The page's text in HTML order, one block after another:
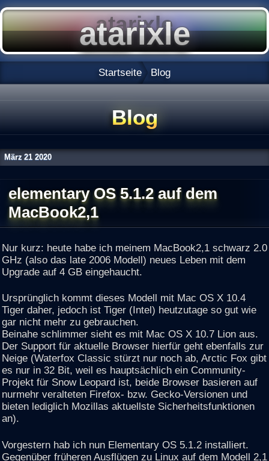
Startseite Blog
Blog
März 21 2020
elementary OS 5.1.2 auf dem
MacBook2,1
Nur kurz: heute habe ich meinem MacBook2,1 schwarz 2.0
GHz (also das late 2006 Modell) neues Leben mit dem
Upgrade auf 4 GB eingehaucht.
Ursprünglich kommt dieses Modell mit Mac OS X 10.4
Tiger daher, jedoch ist Tiger (Intel) heutzutage so gut wie
gar nicht mehr zu gebrauchen.
Beinahe schlimmer sieht es mit Mac OS X 10.7 Lion aus.
Der Support für aktuelle Browser hierfür geht ebenfalls zur
Neige (Waterfox Classic stürzt nur noch ab, Arctic Fox gibt
es nur in 32 Bit, weil es hauptsächlich ein Community-
Projekt für Snow Leopard ist, beide Browser basieren auf
nurmehr veralteten Firefox- bzw. Gecko-Versionen und
bieten lediglich Mozillas aktuellste Sicherheitsfunktionen
an).
Vorgestern hab ich nun Elementary OS 5.1.2 installiert.
Gegenüber früheren Ausflügen zu Linux auf dem Modell 2,1